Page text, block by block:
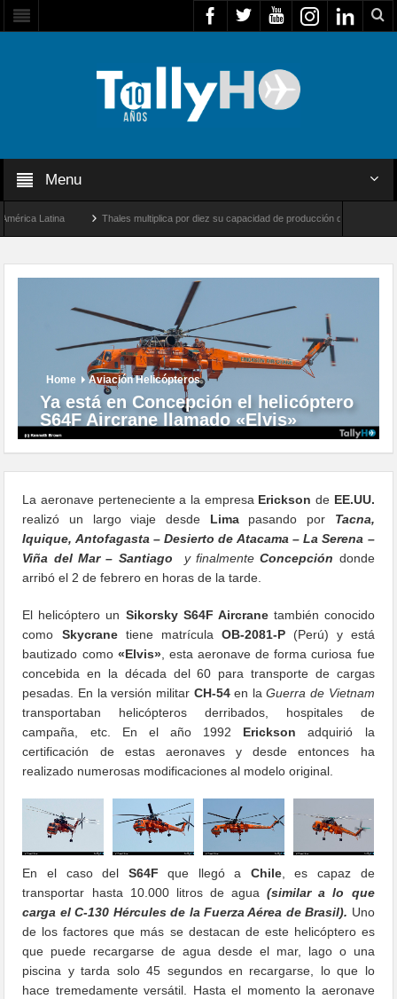
Menu
Latina Thales multiplica por diez su capacidad de producción de radares en Brasil
Home Aviación Helicópteros
Ya está en Concepción el helicóptero
S64F Aircrane llamado «Elvis»
La aeronave perteneciente a la empresa Erickson de EE.UU.
realizó un largo viaje desde Limapasando porTacna,
Iquique, Antofagasta – Desierto de Atacama – La Serena –
Viña del Mar – Santiago y finalmenteConcepción donde
arribó el 2 de febrero en horas de la tarde.
El helicóptero un Sikorsky S64F Aircranetambién conocido
como Skycranetiene matrícula OB-2081-P(Perú) y está
bautizado como «Elvis», esta aeronave de forma curiosa fue
concebida en la década del 60 para transporte de cargas
pesadas. En la versión militar CH-54en laGuerra de Vietnam
transportaban helicópteros derribados, hospitales de
campaña, etc. En el año 1992 Erickson adquirió la
certificación de estas aeronaves y desde entonces ha
realizado numerosas modificaciones al modelo original.
En el caso del S64F que llegó a Chile, es capaz de
transportar hasta 10.000 litros de agua(similar a lo que
carga el C-130 Hércules de la Fuerza Aérea de Brasil). Uno
de los factores que más se destacan de este helicóptero es
que puede recargarse de agua desde el mar, lago o una
piscina y tarda solo 45 segundos en recargarse, lo que lo
hace tremedamente versátil. Hasta el momento la aeronave